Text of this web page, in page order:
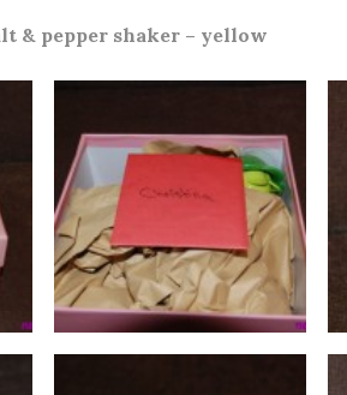
& pepper shaker – yellow